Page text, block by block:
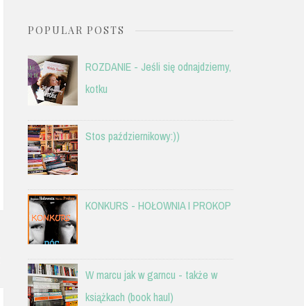
POPULAR POSTS
ROZDANIE - Jeśli się odnajdziemy,
kotku
Stos październikowy:))
KONKURS - HOŁOWNIA I PROKOP
W marcu jak w garncu - także w
książkach (book haul)